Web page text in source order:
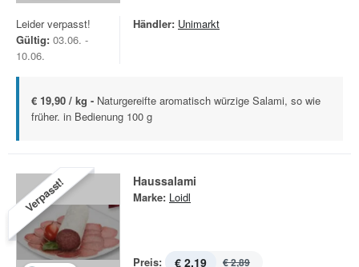
Leider verpasst!
Gültig: 03.06. -
10.06.
Händler: Unimarkt
€ 19,90 / kg - Naturgereifte aromatisch würzige Salami, so wie
früher. in Bedienung 100 g
Verpasst! Haussalami
Marke: Loidl
Preis: € 2,19 € 2,89